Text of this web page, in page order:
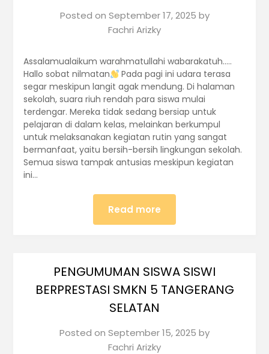
Posted on September 17, 2025 by
Fachri Arizky
Assalamualaikum warahmatullahi wabarakatuh…..
Hallo sobat nilmatan
Pada pagi ini udara terasa
segar meskipun langit agak mendung. Di halaman
sekolah, suara riuh rendah para siswa mulai
terdengar. Mereka tidak sedang bersiap untuk
pelajaran di dalam kelas, melainkan berkumpul
untuk melaksanakan kegiatan rutin yang sangat
bermanfaat, yaitu bersih-bersih lingkungan sekolah.
Semua siswa tampak antusias meskipun kegiatan
ini…
Read more
PENGUMUMAN SISWA SISWI
BERPRESTASI SMKN 5 TANGERANG
SELATAN
Posted on September 15, 2025 by
Fachri Arizky